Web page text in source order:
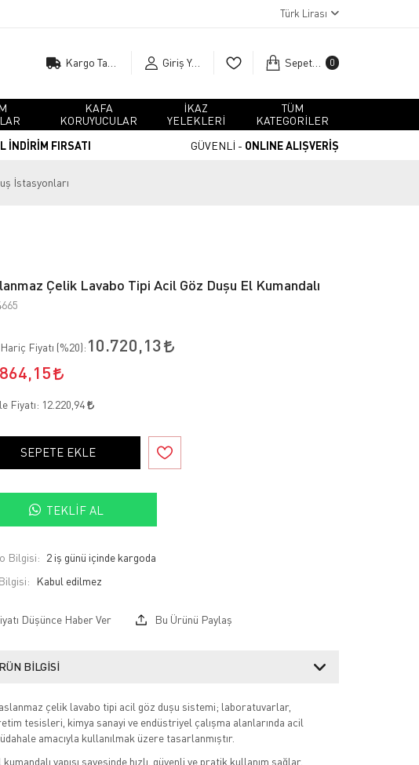
Türk Lirası
Giriş Yap Sepetim 0
KAFA
KORUYUCULAR
İKAZ
YELEKLERİ
TÜM
KATEGORİLER
İNDİRİM FIRSATI GÜVENLİ - ONLINE ALIŞVERİŞ
İstasyonları
Çelik Lavabo Tipi Acil Göz Duşu El Kumandalı
Fiyatı (%20): 10.720,13
Fiyatı: 12.220,94
SEPETE EKLE
TEKLIF AL
Bilgisi: 2 iş günü içinde kargoda
Düşünce Haber Ver Bu Ürünü Paylaş
BILGISI
çelik lavabo tipi acil göz duşu sistemi; laboratuvarlar,
tesisleri, kimya sanayi ve endüstriyel çalışma alanlarında acil
amacıyla kullanılmak üzere tasarlanmıştır.
kumandalı yapısı sayesinde hızlı, güvenli ve pratik kullanım sağlar.